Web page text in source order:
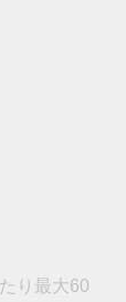
り最大60